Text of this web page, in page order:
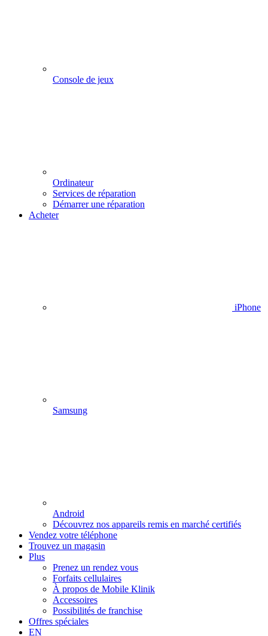
Console de jeux
Ordinateur
Services de réparation
Démarrer une réparation
Acheter
iPhone
Samsung
Android
Découvrez nos appareils remis en marché certifiés
Vendez votre téléphone
Trouvez un magasin
Plus
Prenez un rendez vous
Forfaits cellulaires
À propos de Mobile Klinik
Accessoires
Possibilités de franchise
Offres spéciales
EN